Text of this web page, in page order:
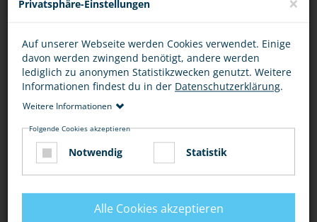
Beziehe Stellung gegen rassistische und…
HASS-GEWALT-POLITIK
„HIDDEN CODES“ – NEUES SPIEL ERKLÄRT
RADIKALISIERUNG
Eine Radikalisierung bei Deinen Freunden, in der
Schulklasse oder in den sozialen Netzwerken selbst zu
erkennen und dagegen erste Schritte unternehmen…
HASS-GEWALT-POLITIK
Privatsphäre-Einstellungen
Auf unserer Webseite werden Cookies verwendet. Einige
davon werden zwingend benötigt, andere werden
lediglich zu anonymen Statistikzwecken genutzt. Weitere
Informationen findest du in der Datenschutzerklärung.
Weitere Informationen
Folgende Cookies akzeptieren
Notwendig Statistik
Alle Cookies akzeptieren